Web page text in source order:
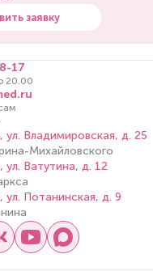
заявку
17
20.00
ул. Владимировская, д. 25
Михайловского
ул. Ватутина, д. 12
ул. Потанинская, д. 9